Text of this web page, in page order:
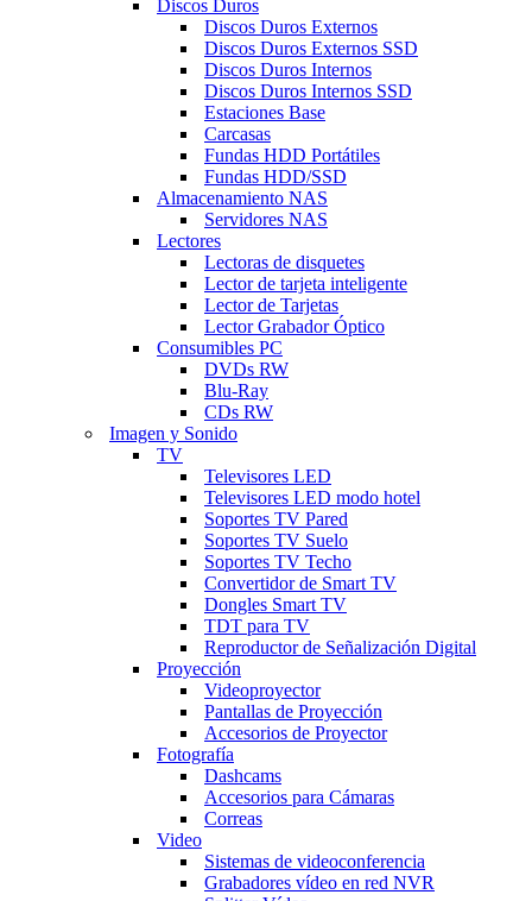
Discos Duros
Discos Duros Externos
Discos Duros Externos SSD
Discos Duros Internos
Discos Duros Internos SSD
Estaciones Base
Carcasas
Fundas HDD Portátiles
Fundas HDD/SSD
Almacenamiento NAS
Servidores NAS
Lectores
Lectoras de disquetes
Lector de tarjeta inteligente
Lector de Tarjetas
Lector Grabador Óptico
Consumibles PC
DVDs RW
Blu-Ray
CDs RW
Imagen y Sonido
TV
Televisores LED
Televisores LED modo hotel
Soportes TV Pared
Soportes TV Suelo
Soportes TV Techo
Convertidor de Smart TV
Dongles Smart TV
TDT para TV
Reproductor de Señalización Digital
Proyección
Videoproyector
Pantallas de Proyección
Accesorios de Proyector
Fotografía
Dashcams
Accesorios para Cámaras
Correas
Video
Sistemas de videoconferencia
Grabadores vídeo en red NVR